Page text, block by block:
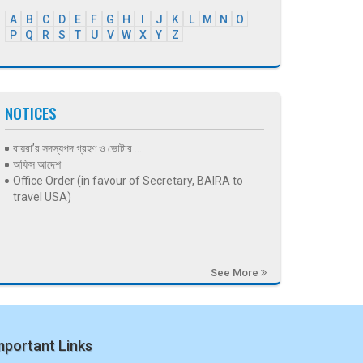
A B C D E F G H J K L M N
O
P
Q R S T U V W X Y Z
NOTICES
বায়রা’র সদস্যপদ গ্রহণ ও ভোটার ...
অফিস আদেশ
Office Order (in favour of Secretary, BAIRA to
travel USA)
See More
Links